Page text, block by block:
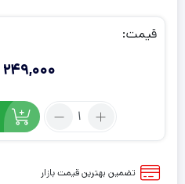
قیمت:
249,000
تعداد:
سرامیکی
تضمین بهترین قیمت بازار